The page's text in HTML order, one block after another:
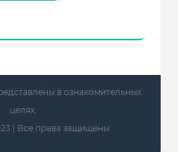
в ознакомительных
целях.
| Все права защищены